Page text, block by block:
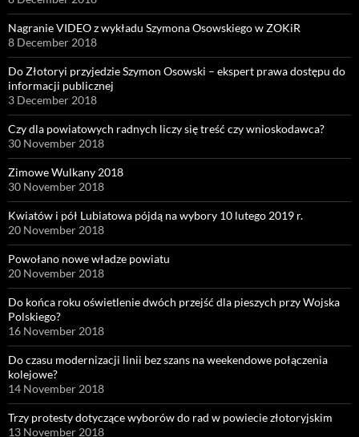
Nagranie VIDEO z wykładu Szymona Osowskiego w ZOKiR
8 December 2018
Do Złotoryi przyjedzie Szymon Osowski – ekspert prawa dostępu do
informacji publicznej
3 December 2018
Czy dla powiatowych radnych liczy się treść czy wnioskodawca?
30 November 2018
Zimowe Wulkany 2018
30 November 2018
Kwiatów i pół Lubiatowa pójdą na wybory 10 lutego 2019 r.
20 November 2018
Powołano nowe władze powiatu
20 November 2018
Do końca roku oświetlenie dwóch przejść dla pieszych przy Wojska
Polskiego?
16 November 2018
Do czasu modernizacji linii bez szans na weekendowe połączenia
kolejowe?
14 November 2018
Trzy protesty dotyczące wyborów do rad w powiecie złotoryjskim
13 November 2018